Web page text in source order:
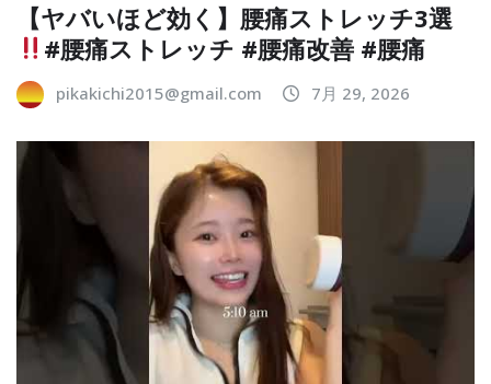
【ヤバいほど効く】腰痛ストレッチ3選
#腰痛ストレッチ #腰痛改善 #腰痛
pikakichi2015@gmail.com 7月 29, 2026